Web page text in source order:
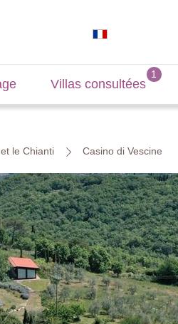
Villas consultées
le Chianti Casino di Vescine